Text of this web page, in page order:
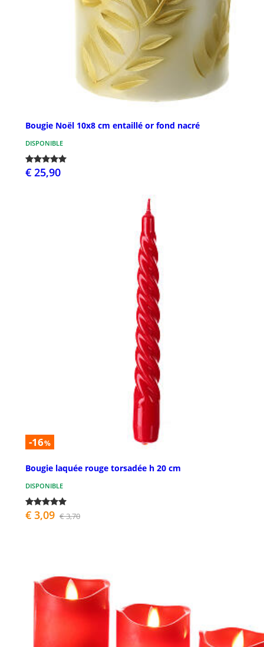
Bougie Noël 10x8 cm entaillé or fond nacré
DISPONIBLE
€ 25,90
-16%
Bougie laquée rouge torsadée h 20 cm
DISPONIBLE
€ 3,09 € 3,70